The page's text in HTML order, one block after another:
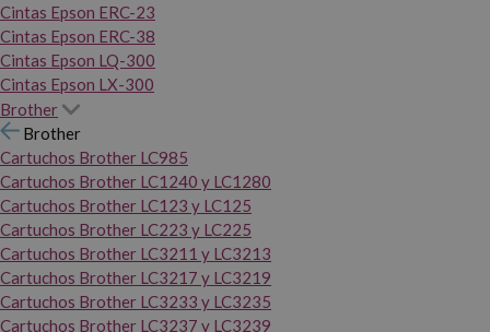
Cintas Epson ERC-23
Cintas Epson ERC-38
Cintas Epson LQ-300
Cintas Epson LX-300
Brother
Brother
Cartuchos Brother LC985
Cartuchos Brother LC1240 y LC1280
Cartuchos Brother LC123 y LC125
Cartuchos Brother LC223 y LC225
Cartuchos Brother LC3211 y LC3213
Cartuchos Brother LC3217 y LC3219
Cartuchos Brother LC3233 y LC3235
Cartuchos Brother LC3237 y LC3239